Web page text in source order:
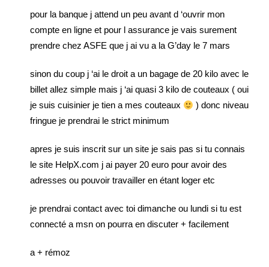
pour la banque j attend un peu avant d ‘ouvrir mon
compte en ligne et pour l assurance je vais surement
prendre chez ASFE que j ai vu a la G’day le 7 mars
sinon du coup j ‘ai le droit a un bagage de 20 kilo avec le
billet allez simple mais j ‘ai quasi 3 kilo de couteaux ( oui
je suis cuisinier je tien a mes couteaux
) donc niveau
fringue je prendrai le strict minimum
apres je suis inscrit sur un site je sais pas si tu connais
le site HelpX.com j ai payer 20 euro pour avoir des
adresses ou pouvoir travailler en étant loger etc
je prendrai contact avec toi dimanche ou lundi si tu est
connecté a msn on pourra en discuter + facilement
a + rémoz